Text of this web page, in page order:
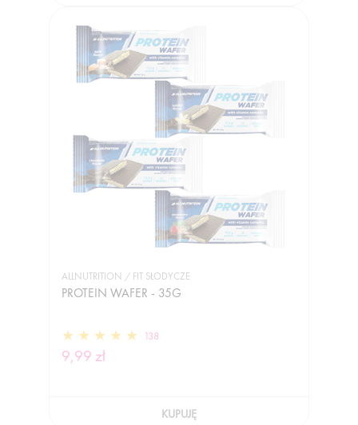
ALLNUTRITION / FIT SŁODYCZE
PROTEIN WAFER - 35G
138
9,99 zł
KUPUJĘ